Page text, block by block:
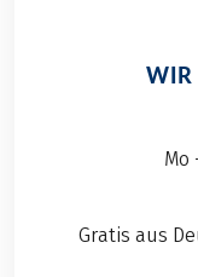
WIR
Mo
Gratis aus